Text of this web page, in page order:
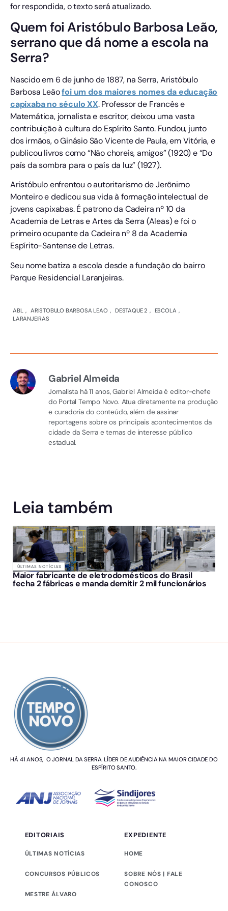
for respondida, o texto será atualizado.
Quem foi Aristóbulo Barbosa Leão,
serrano que dá nome a escola na
Serra?
Nascido em 6 de junho de 1887, na Serra, Aristóbulo
Barbosa Leãofoi um dos maiores nomes da educação
capixaba no século XX. Professor de Francês e
Matemática, jornalista e escritor, deixou uma vasta
contribuição à cultura do Espírito Santo. Fundou, junto
dos irmãos, o Ginásio São Vicente de Paula, em Vitória, e
publicou livros como “Não choreis, amigos” (1920) e “Do
país da sombra para o país da luz” (1927).
Aristóbulo enfrentou o autoritarismo de Jerônimo
Monteiro e dedicou sua vida à formação intelectual de
jovens capixabas. É patrono da Cadeira nº 10 da
Academia de Letras e Artes da Serra (Aleas) e foi o
primeiro ocupante da Cadeira nº 8 da Academia
Espírito-Santense de Letras.
Seu nome batiza a escola desde a fundação do bairro
Parque Residencial Laranjeiras.
ABL , ARISTOBULO BARBOSA LEAO , DESTAQUE 2 , ESCOLA ,
LARANJEIRAS
Gabriel Almeida
Jornalista há 11 anos, Gabriel Almeida é editor-chefe
do Portal Tempo Novo. Atua diretamente na produção
e curadoria do conteúdo, além de assinar
reportagens sobre os principais acontecimentos da
cidade da Serra e temas de interesse público
estadual.
Leia também
ÚLTIMAS NOTÍCIAS
Maior fabricante de eletrodomésticos do Brasil
fecha 2 fábricas e manda demitir 2 mil funcionários
HÁ 41 ANOS, O JORNAL DA SERRA. LÍDER DE AUDIÊNCIA NA MAIOR CIDADE DO
ESPÍRITO SANTO.
EDITORIAIS
ÚLTIMAS NOTÍCIAS
CONCURSOS PÚBLICOS
MESTRE ÁLVARO
EXPEDIENTE
HOME
SOBRE NÓS | FALE
CONOSCO